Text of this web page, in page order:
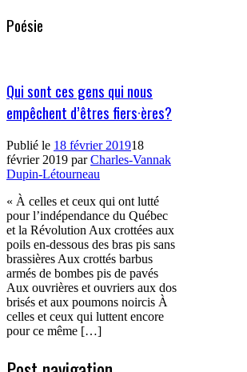
Poésie
Qui sont ces gens qui nous
empêchent d’êtres fiers·ères?
Publié le 18 février 201918
février 2019 parCharles-Vannak
Dupin-Létourneau
« À celles et ceux qui ont lutté
pour l’indépendance du Québec
et la Révolution Aux crottées aux
poils en-dessous des bras pis sans
brassières Aux crottés barbus
armés de bombes pis de pavés
Aux ouvrières et ouvriers aux dos
brisés et aux poumons noircis À
celles et ceux qui luttent encore
pour ce même […]